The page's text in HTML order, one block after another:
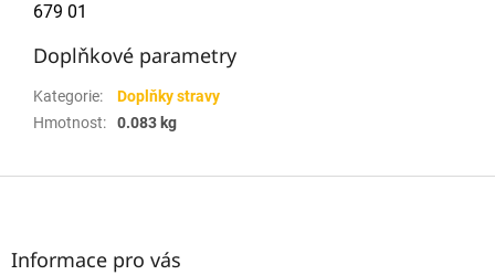
679 01
Doplňkové parametry
Kategorie:
Doplňky stravy
Hmotnost: 0.083 kg
Z
Informace pro vás